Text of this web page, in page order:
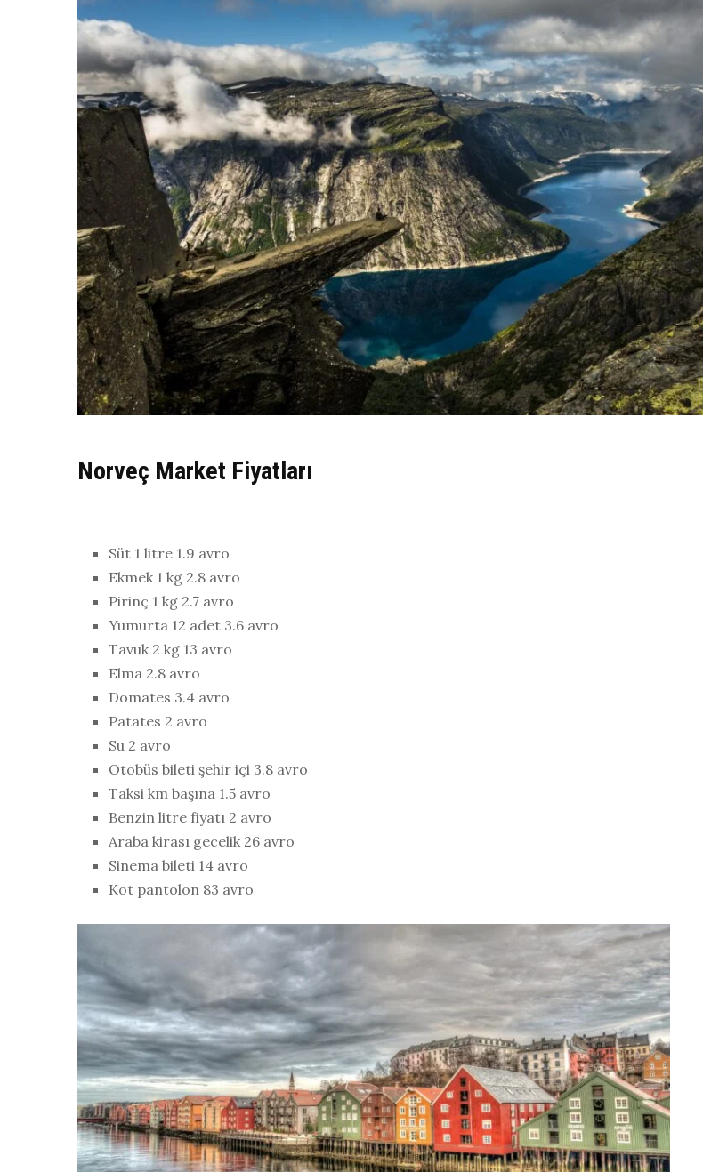
Norveç Market Fiyatları
Süt 1 litre 1.9 avro
Ekmek 1 kg 2.8 avro
Pirinç 1 kg 2.7 avro
Yumurta 12 adet 3.6 avro
Tavuk 2 kg 13 avro
Elma 2.8 avro
Domates 3.4 avro
Patates 2 avro
Su 2 avro
Otobüs bileti şehir içi 3.8 avro
Taksi km başına 1.5 avro
Benzin litre fiyatı 2 avro
Araba kirası gecelik 26 avro
Sinema bileti 14 avro
Kot pantolon 83 avro